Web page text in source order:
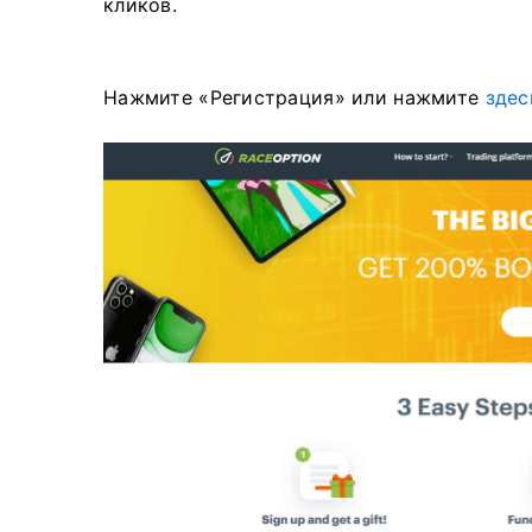
кликов.
Нажмите «Регистрация» или нажмите